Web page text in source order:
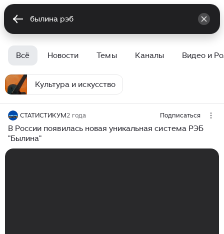
Всё Новости Темы Каналы Видео и
Культура и искусство
СТАТИСТИКУМ2 года Подписаться
В России появилась новая уникальная система РЭБ
"Былина"